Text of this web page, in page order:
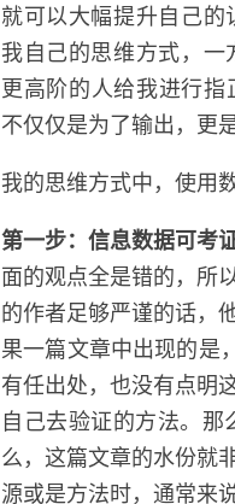
就可以大幅提升自己
我自己的思维方式，
更高阶的人给我进行指
不仅仅是为了输出，更
我的思维方式中，使用
第一步：信息数据可考
面的观点全是错的，所
的作者足够严谨的话，
果一篇文章中出现的是
有任出处，也没有点明
自己去验证的方法。
么，这篇文章的水份就
源或是方法时，通常来